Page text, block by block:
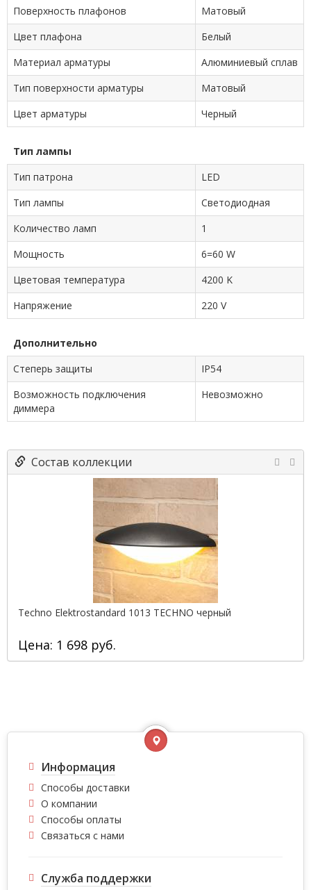
Поверхность плафонов
Матовый
Цвет плафона
Белый
Материал арматуры
Алюминиевый сплав
Тип поверхности арматуры
Матовый
Цвет арматуры
Черный
Тип лампы
Тип патрона
LED
Тип лампы
Cветодиодная
Количество ламп
1
Мощность
6=60 W
Цветовая температура
4200 K
Напряжение
220 V
Дополнительно
Степерь защиты
IP54
Возможность подключения
диммера
Невозможно
Состав коллекции
Techno Elektrostandard 1013 TECHNO черный
Цена: 1 698 руб.
Информация
Способы доставки
О компании
Способы оплаты
Связаться с нами
Служба поддержки